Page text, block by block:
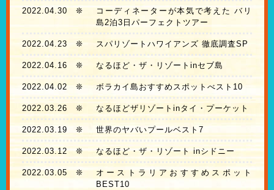
2022.04.30 ❊
コーディネーターが本気で考えた バリ
島2泊3日パーフェクトツアー
2022.04.23 ❊ スパリゾートハワイアンズ 徹底調査SP
2022.04.16 ❊ なるほど・ザ・リゾートinセブ島
2022.04.02 ❊ ボラカイ島おすすめスポットべスト10
2022.03.26 ❊ なるほどザリゾートinタイ・プーケット
2022.03.19 ❊ 世界のヤバいプールベスト7
2022.03.12❊ なるほど・ザ・リゾート inシドニー
2022.03.05 ❊
オーストラリアおすすめスポット
BEST10